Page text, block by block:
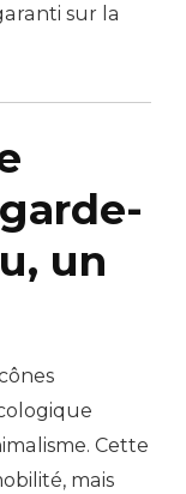
sur la
un
Cette
mais